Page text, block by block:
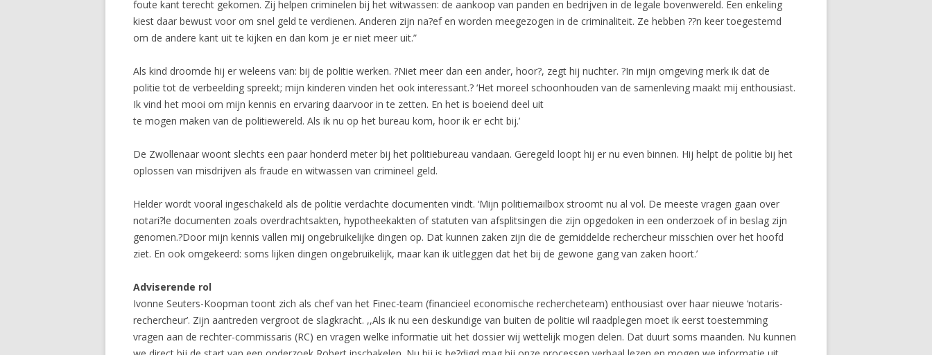
foute kant terecht gekomen. Zij helpen criminelen bij het witwassen: de aankoop van panden en bedrijven in de legale bovenwereld. Een enkeling
kiest daar bewust voor om snel geld te verdienen. Anderen zijn na?ef en worden meegezogen in de criminaliteit. Ze hebben ??n keer toegestemd
om de andere kant uit te kijken en dan kom je er niet meer uit.”
Als kind droomde hij er weleens van: bij de politie werken. ?Niet meer dan een ander, hoor?, zegt hij nuchter. ?In mijn omgeving merk ik dat de
politie tot de verbeelding spreekt; mijn kinderen vinden het ook interessant.? ‘Het moreel schoonhouden van de samenleving maakt mij enthousiast.
Ik vind het mooi om mijn kennis en ervaring daarvoor in te zetten. En het is boeiend deel uit
te mogen maken van de politiewereld. Als ik nu op het bureau kom, hoor ik er echt bij.’
De Zwollenaar woont slechts een paar honderd meter bij het politiebureau vandaan. Geregeld loopt hij er nu even binnen. Hij helpt de politie bij het
oplossen van misdrijven als fraude en witwassen van crimineel geld.
Helder wordt vooral ingeschakeld als de politie verdachte documenten vindt. ‘Mijn politiemailbox stroomt nu al vol. De meeste vragen gaan over
notari?le documenten zoals overdrachtsakten, hypotheekakten of statuten van afsplitsingen die zijn opgedoken in een onderzoek of in beslag zijn
genomen.?Door mijn kennis vallen mij ongebruikelijke dingen op. Dat kunnen zaken zijn die de gemiddelde rechercheur misschien over het hoofd
ziet. En ook omgekeerd: soms lijken dingen ongebruikelijk, maar kan ik uitleggen dat het bij de gewone gang van zaken hoort.’
Adviserende rol
Ivonne Seuters-Koopman toont zich als chef van het Finec-team (financieel economische rechercheteam) enthousiast over haar nieuwe ‘notaris-
rechercheur’. Zijn aantreden vergroot de slagkracht. ,,Als ik nu een deskundige van buiten de politie wil raadplegen moet ik eerst toestemming
vragen aan de rechter-commissaris (RC) en vragen welke informatie uit het dossier wij wettelijk mogen delen. Dat duurt soms maanden. Nu kunnen